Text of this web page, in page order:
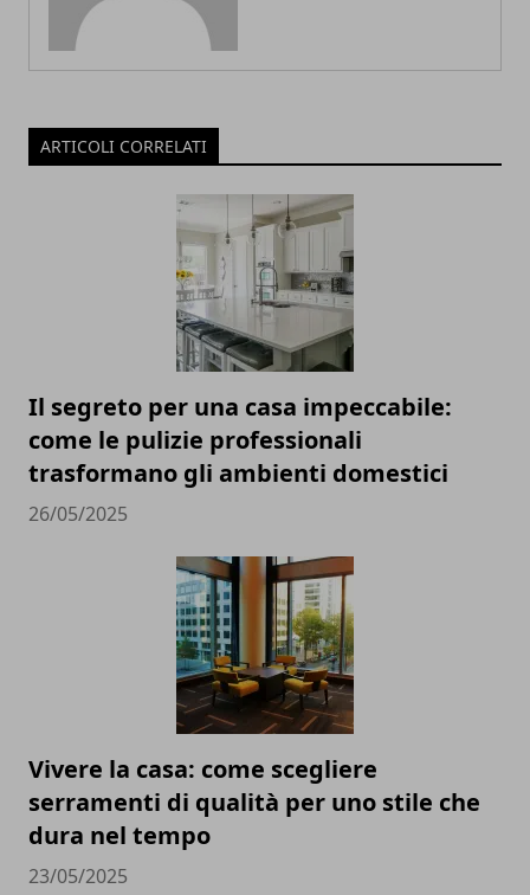
ARTICOLI CORRELATI
Il segreto per una casa impeccabile:
come le pulizie professionali
trasformano gli ambienti domestici
26/05/2025
Vivere la casa: come scegliere
serramenti di qualità per uno stile che
dura nel tempo
23/05/2025